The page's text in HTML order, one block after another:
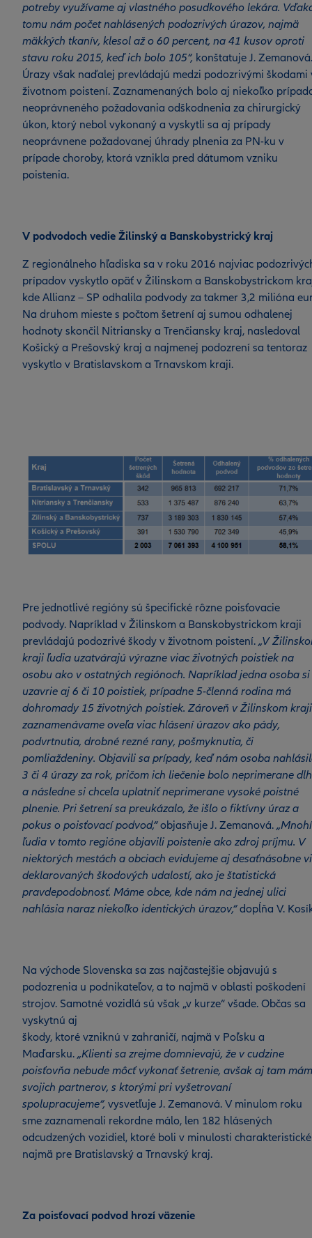
potreby využívame aj vlastného posudkového lekára.
tomu nám počet nahlásených podozrivých úrazov, najmä
mäkkých tkanív, klesol až o 60 percent, na 41 kusov oproti
stavu roku 2015, keď ich bolo 105“, konštatuje J. Zemanová.
Úrazy však naďalej prevládajú medzi podozrivými škodami
životnom poistení. Zaznamenaných bolo aj niekoľko
neoprávneného požadovania odškodnenia za chirurgický
úkon, ktorý nebol vykonaný a vyskytli sa aj prípady
neoprávnene požadovanej úhrady plnenia za PN-ku v
prípade choroby, ktorá vznikla pred dátumom vzniku
poistenia.
V podvodoch vedie Žilinský a Banskobystrický kraj
Z regionálneho hľadiska sa v roku 2016 najviac
prípadov vyskytlo opäť v Žilinskom a Banskobystrickom
kde Allianz – SP odhalila podvody za takmer 3,2 milióna
Na druhom mieste s počtom šetrení aj sumou odhalenej
hodnoty skončil Nitriansky a Trenčiansky kraj, nasledoval
Košický a Prešovský kraj a najmenej podozrení sa tentoraz
vyskytlo v Bratislavskom a Trnavskom kraji.
Pre jednotlivé regióny sú špecifické rôzne poisťovacie
podvody. Napríklad v Žilinskom a Banskobystrickom kraji
prevládajú podozrivé škody v životnom poistení. „V
kraji ľudia uzatvárajú výrazne viac životných poistiek na
osobu ako v ostatných regiónoch. Napríklad jedna osoba si
uzavrie aj 6 či 10 poistiek, prípadne 5-členná rodina má
dohromady 15 životných poistiek. Zároveň v Žilinskom kraji
zaznamenávame oveľa viac hlásení úrazov ako pády,
podvrtnutia, drobné rezné rany, pošmyknutia, či
pomliaždeniny. Objavili sa prípady, keď nám osoba
3 či 4 úrazy za rok, pričom ich liečenie bolo neprimerane
a následne si chcela uplatniť neprimerane vysoké poistné
plnenie. Pri šetrení sa preukázalo, že išlo o fiktívny úraz a
pokus o poisťovací podvod,“objasňuje J. Zemanová. „Mnohí
ľudia v tomto regióne objavili poistenie ako zdroj príjmu. V
niektorých mestách a obciach evidujeme aj desaťnásobne
deklarovaných škodových udalostí, ako je štatistická
pravdepodobnosť. Máme obce, kde nám na jednej ulici
nahlásia naraz niekoľko identických úrazov,“dopĺňa V.
Na východe Slovenska sa zas najčastejšie objavujú s
podozrenia u podnikateľov, a to najmä v oblasti poškodení
strojov. Samotné vozidlá sú však „v kurze“ všade. Občas sa
vyskytnú aj
škody, ktoré vzniknú v zahraničí, najmä v Poľsku a
Maďarsku. „Klienti sa zrejme domnievajú, že v cudzine
poisťovňa nebude môcť vykonať šetrenie, avšak aj tam
svojich partnerov, s ktorými pri vyšetrovaní
spolupracujeme“, vysvetľuje J. Zemanová. V minulom roku
sme zaznamenali rekordne málo, len 182 hlásených
odcudzených vozidiel, ktoré boli v minulosti charakteristické
najmä pre Bratislavský a Trnavský kraj.
Za poisťovací podvod hrozí väzenie